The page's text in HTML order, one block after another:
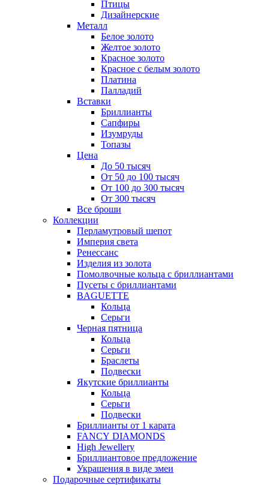
Птицы
Дизайнерские
Металл
Белое золото
Желтое золото
Красное золото
Красное с белым золото
Платина
Палладий
Вставки
Бриллианты
Сапфиры
Изумруды
Топазы
Цена
До 50 тысяч
От 50 до 100 тысяч
От 100 до 300 тысяч
От 300 тысяч
Все броши
Коллекции
Перламутровый шепот
Империя света
Ренессанс
Изделия из золота
Помолвочные кольца с бриллиантами
Пусеты с бриллиантами
BAGUETTE
Кольца
Серьги
Черная пятница
Кольца
Серьги
Браслеты
Подвески
Якутские бриллианты
Кольца
Серьги
Подвески
Бриллианты от 1 карата
FANCY DIAMONDS
High Jewellery
Бриллиантовое предложение
Украшения в виде змеи
Подарочные сертификаты